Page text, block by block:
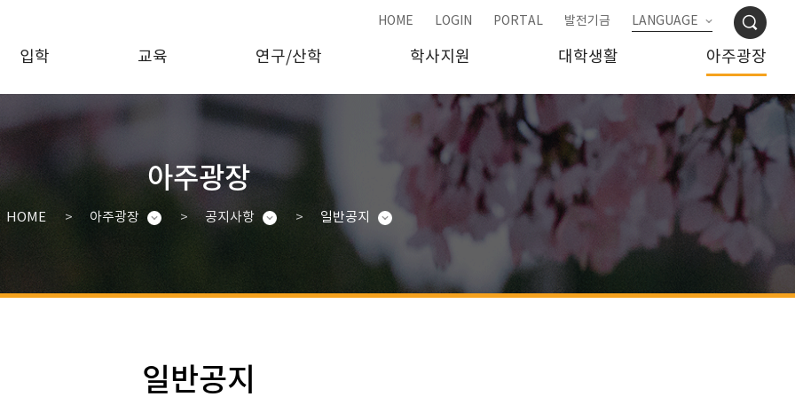
HOME LOGIN PORTAL 발전기금 LANGUAGE
입학 교육 연구/산학 학사지원 대학생활 아주광장
아주광장
HOME 아주광장 공지사항 일반공지
일반공지